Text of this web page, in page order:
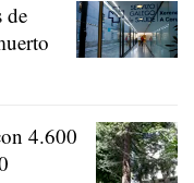
de
4.600